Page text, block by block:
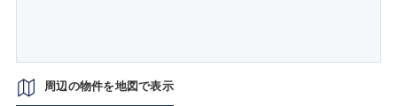
周辺の物件を地図で表示